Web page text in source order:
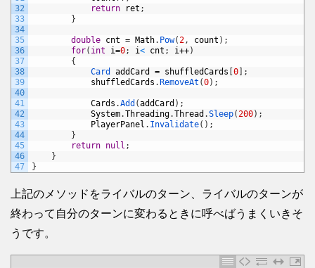
32
33
34
35
36
37
38
39
40
41
42
43
44
45
46
47
return
ret ;
}
double cnt = Math. Pow(2, count ) ;
for( int i=0; i< cnt ; i++)
{
Card addCard = shuffledCards 0
;
shuffledCards . RemoveAt (0) ;
Cards .Add (addCard ) ;
System.Threading.Thread .Sleep(200) ;
PlayerPanel . Invalidate( ) ;
}
return null ;
}
}
上記のメソッドをライバルのターン、ライバルのターンが
終わって自分のターンに変わるときに呼べばうまくいきそ
うです。